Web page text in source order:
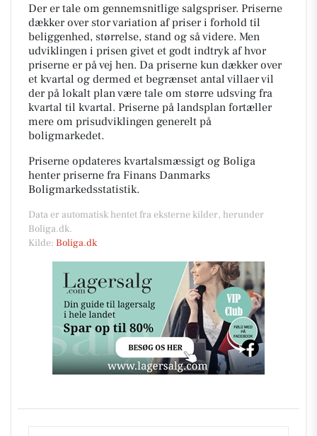
Der er tale om gennemsnitlige salgspriser. Priserne
dækker over stor variation af priser i forhold til
beliggenhed, størrelse, stand og så videre. Men
udviklingen i prisen givet et godt indtryk af hvor
priserne er på vej hen. Da priserne kun dækker over
et kvartal og dermed et begrænset antal villaer vil
der på lokalt plan være tale om større udsving fra
kvartal til kvartal. Priserne på landsplan fortæller
mere om prisudviklingen generelt på
boligmarkedet.
Priserne opdateres kvartalsmæssigt og Boliga
henter priserne fra Finans Danmarks
Boligmarkedsstatistik.
Data er automatisk hentet fra eksterne kilder, herunder
Boliga.dk.
Kilde: Boliga.dk